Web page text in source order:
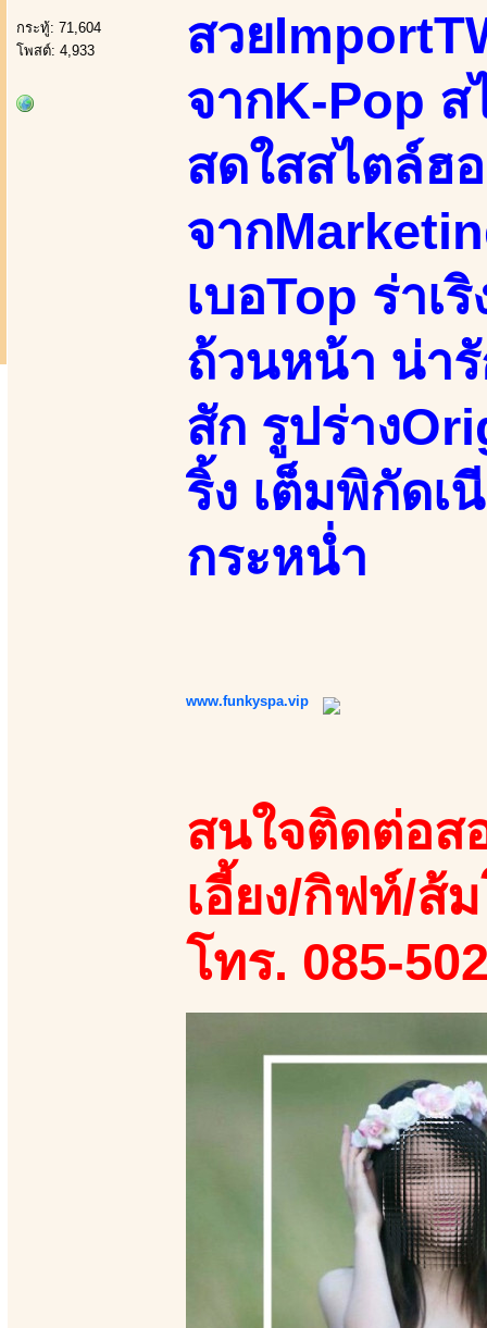
กระทู้: 71,604
โพสต์: 4,933
สวย
จากK-Pop
สดใสสไตล์ฮ
จาก
เบอTop ร่าเ
ถ้วนหน้า น่า
สัก รูปร่าง
ริ้ง เต็มพิกัด
กระหน่ำ
www.funkyspa.vip
สนใจติดต่อส
เอี้ยง/กิฟท์/ส้
โทร. 085-